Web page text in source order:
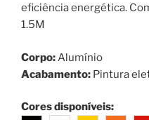
eficiência energética.
1.5M
Corpo:Alumínio
Acabamento: Pintura
Cores disponíveis: